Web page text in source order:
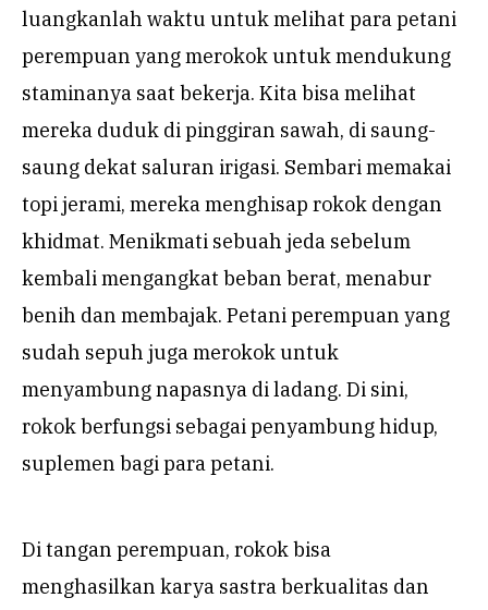
luangkanlah waktu untuk melihat para petani
perempuan yang merokok untuk mendukung
staminanya saat bekerja. Kita bisa melihat
mereka duduk di pinggiran sawah, di saung-
saung dekat saluran irigasi. Sembari memakai
topi jerami, mereka menghisap rokok dengan
khidmat. Menikmati sebuah jeda sebelum
kembali mengangkat beban berat, menabur
benih dan membajak. Petani perempuan yang
sudah sepuh juga merokok untuk
menyambung napasnya di ladang. Di sini,
rokok berfungsi sebagai penyambung hidup,
suplemen bagi para petani.
Di tangan perempuan, rokok bisa
menghasilkan karya sastra berkualitas dan